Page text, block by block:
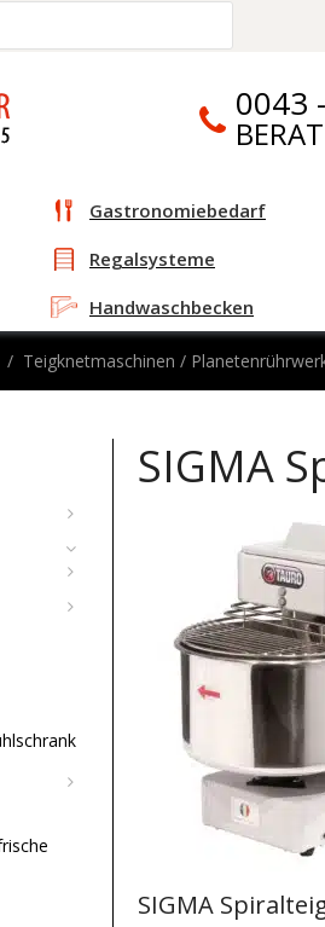
0043
Gastronomiebedarf
Regalsysteme
Handwaschbecken
Teigknetmaschinen /
SIGMA
SIGMA